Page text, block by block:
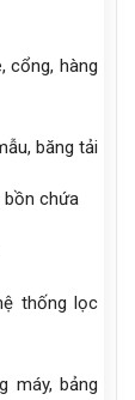
cổng, hàng
băng tải
bồn chứa
thống lọc
máy, bảng